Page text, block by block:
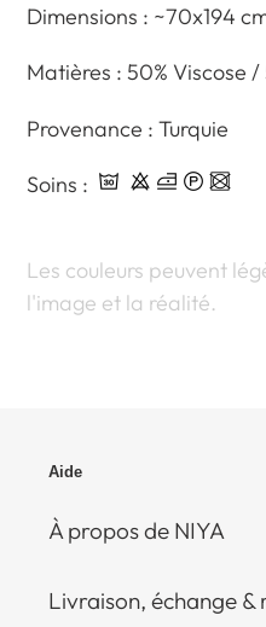
votre
Dimensions : ~70x194
Matières : 50% Viscose
Provenance : Turquie
Soins :
Les couleurs peuvent
l'image et la réalité.
Aide
À propos de NIYA
Livraison, échange &